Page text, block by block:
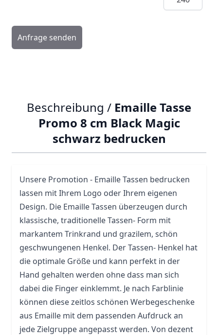
Anfrage senden
Beschreibung / Emaille Tasse
Promo 8 cm Black Magic
schwarz bedrucken
Unsere Promotion - EmailleTassen bedrucken
lassen mit Ihrem Logo oder Ihrem eigenen
Design. Die Emaille Tassen überzeugen durch
klassische, traditionelle Tassen- Form mit
markantem Trinkrand und grazilem, schön
geschwungenen Henkel. Der Tassen- Henkel hat
die optimale Größe und kann perfekt in der
Hand gehalten werden ohne dass man sich
dabei die Finger einklemmt. Je nach Farblinie
können diese zeitlos schönen Werbegeschenke
aus Emaille mit dem passenden Aufdruck an
jede Zielgruppe angepasst werden. Von dezent